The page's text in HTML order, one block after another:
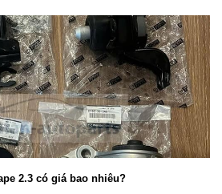
2.3 có giá bao nhiêu?